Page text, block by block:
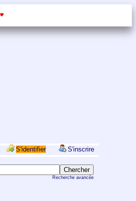
S'identifier S'inscrire
Recherche avancée